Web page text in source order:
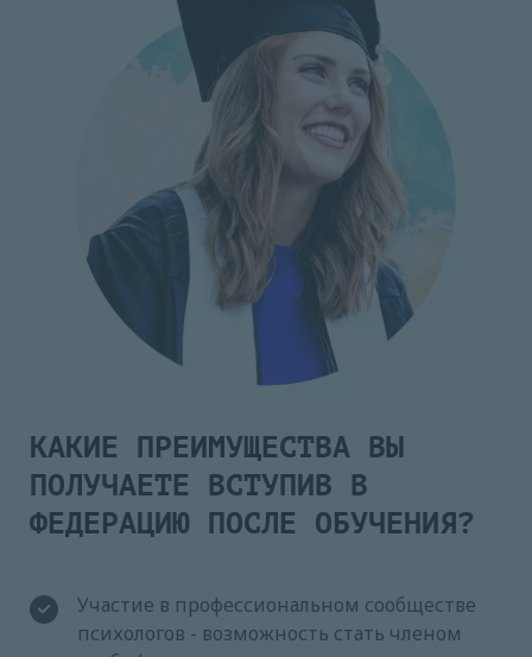
КАКИЕ ПРЕИМУЩЕСТВА ВЫ
ПОЛУЧАЕТЕ ВСТУПИВ В
ФЕДЕРАЦИЮ ПОСЛЕ ОБУЧЕНИЯ?
Участие в профессиональном сообществе
психологов - возможность стать членом